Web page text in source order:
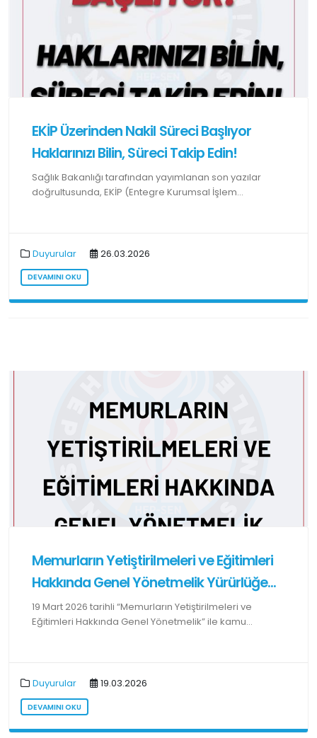
EKİP Üzerinden Nakil Süreci Başlıyor
Haklarınızı Bilin, Süreci Takip Edin!
Sağlık Bakanlığı tarafından yayımlanan son yazılar
doğrultusunda, EKİP (Entegre Kurumsal İşlem...
Duyurular 26.03.2026
DEVAMINI OKU
Memurların Yetiştirilmeleri ve Eğitimleri
Hakkında Genel Yönetmelik Yürürlüğe...
19 Mart 2026 tarihli “Memurların Yetiştirilmeleri ve
Eğitimleri Hakkında Genel Yönetmelik” ile kamu...
Duyurular 19.03.2026
DEVAMINI OKU